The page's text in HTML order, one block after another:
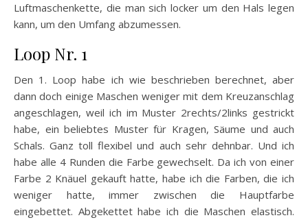
Luftmaschenkette, die man sich locker um den Hals legen
kann, um den Umfang abzumessen.
Loop Nr. 1
Den 1. Loop habe ich wie beschrieben berechnet, aber
dann doch einige Maschen weniger mit dem Kreuzanschlag
angeschlagen, weil ich im Muster 2rechts/2links gestrickt
habe, ein beliebtes Muster für Kragen, Säume und auch
Schals. Ganz toll flexibel und auch sehr dehnbar. Und ich
habe alle 4 Runden die Farbe gewechselt. Da ich von einer
Farbe 2 Knäuel gekauft hatte, habe ich die Farben, die ich
weniger hatte, immer zwischen die Hauptfarbe
eingebettet. Abgekettet habe ich die Maschen elastisch.